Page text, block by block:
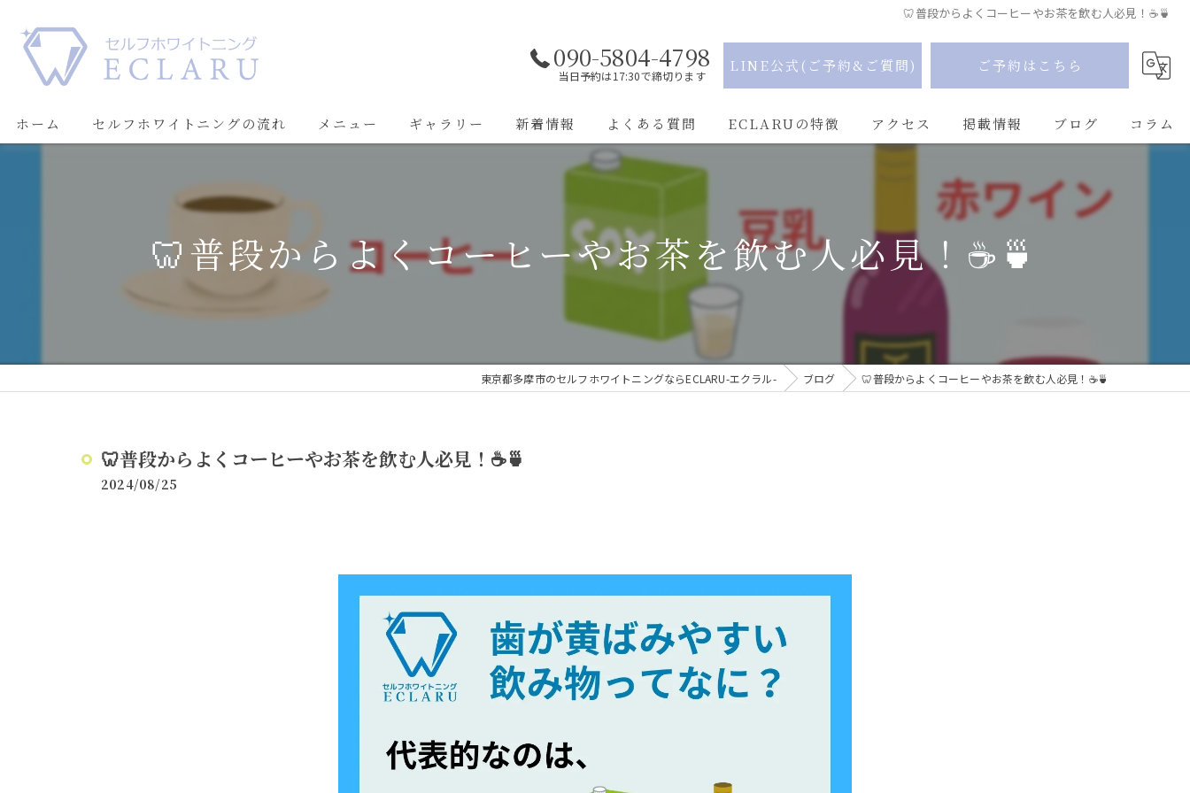
🦷普段からよくコーヒーやお茶を飲む人必見！☕🍵
090-5804-4798
当日予約は17:30で締切ります
LINE公式(ご予約&ご質問) ご予約はこちら
ホーム セルフホワイトニングの流れ メニュー ギャラリー 新着情報 よくある質問 ECLARUの特徴
学割
都度払い
通い放題
アクセス 掲載情報 ブログ コラム
🦷普段からよくコーヒーやお茶を飲む人必見！☕🍵
東京都多摩市のセルフホワイトニングならECLARU-エクラル- ブログ 🦷普段からよくコーヒーやお茶を飲む人必見！☕🍵
🦷普段からよくコーヒーやお茶を飲む人必見！☕🍵
2024/08/25